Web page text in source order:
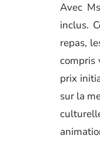
Avec
inclus.
repas,
compris
prix
sur la